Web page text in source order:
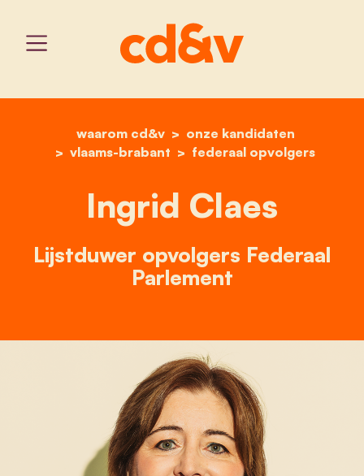
home
waarom cd&v
onze kandidaten
vlaams-brabant
federaal opvolgers
ingrid claes
Ingrid Claes
Lijstduwer opvolgers Federaal
Parlement